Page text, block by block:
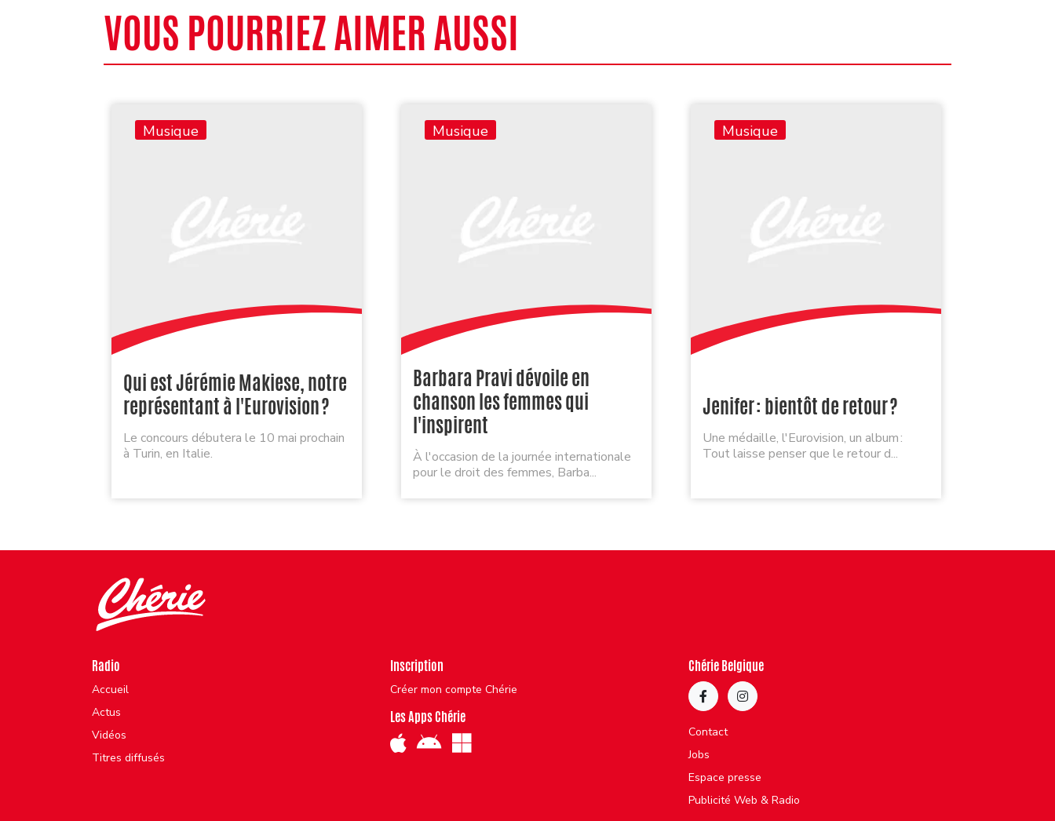
VOUS POURRIEZ AIMER AUSSI
Musique
Qui est Jérémie Makiese, notre
représentant à l'Eurovision ?
Le concours débutera le 10 mai prochain
à Turin, en Italie.
Musique
Barbara Pravi dévoile en
chanson les femmes qui
l'inspirent
À l'occasion de la journée internationale
pour le droit des femmes, Barba...
Musique
Jenifer : bientôt de retour ?
Une médaille, l'Eurovision, un album :
Tout laisse penser que le retour d...
Radio
Accueil
Actus
Vidéos
Titres diffusés
Inscription
Créer mon compte Chérie
Les Apps Chérie
Chérie Belgique
Contact
Jobs
Espace presse
Publicité Web & Radio